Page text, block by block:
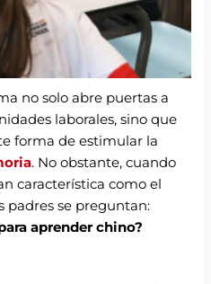
no solo abre puertas a
laborales, sino que
forma de estimular la
. No obstante, cuando
característica como el
padres se preguntan:
aprender chino?